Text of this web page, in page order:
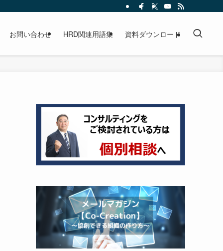
お問い合わせ HRD関連用語集 資料ダウンロード